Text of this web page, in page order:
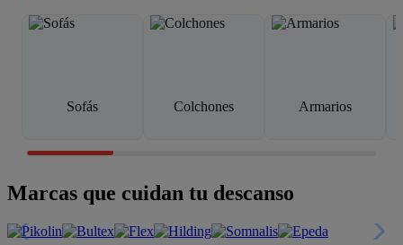
Sofás Colchones Armarios
Marcas que cuidan tu descanso